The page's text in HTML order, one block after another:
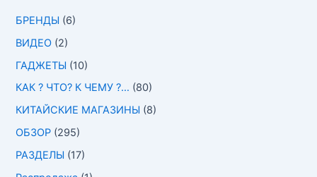
БРЕНДЫ (6)
ВИДЕО (2)
ГАДЖЕТЫ (10)
КАК ? ЧТО? К ЧЕМУ ?… (80)
КИТАЙСКИЕ МАГАЗИНЫ (8)
ОБЗОР (295)
РАЗДЕЛЫ (17)